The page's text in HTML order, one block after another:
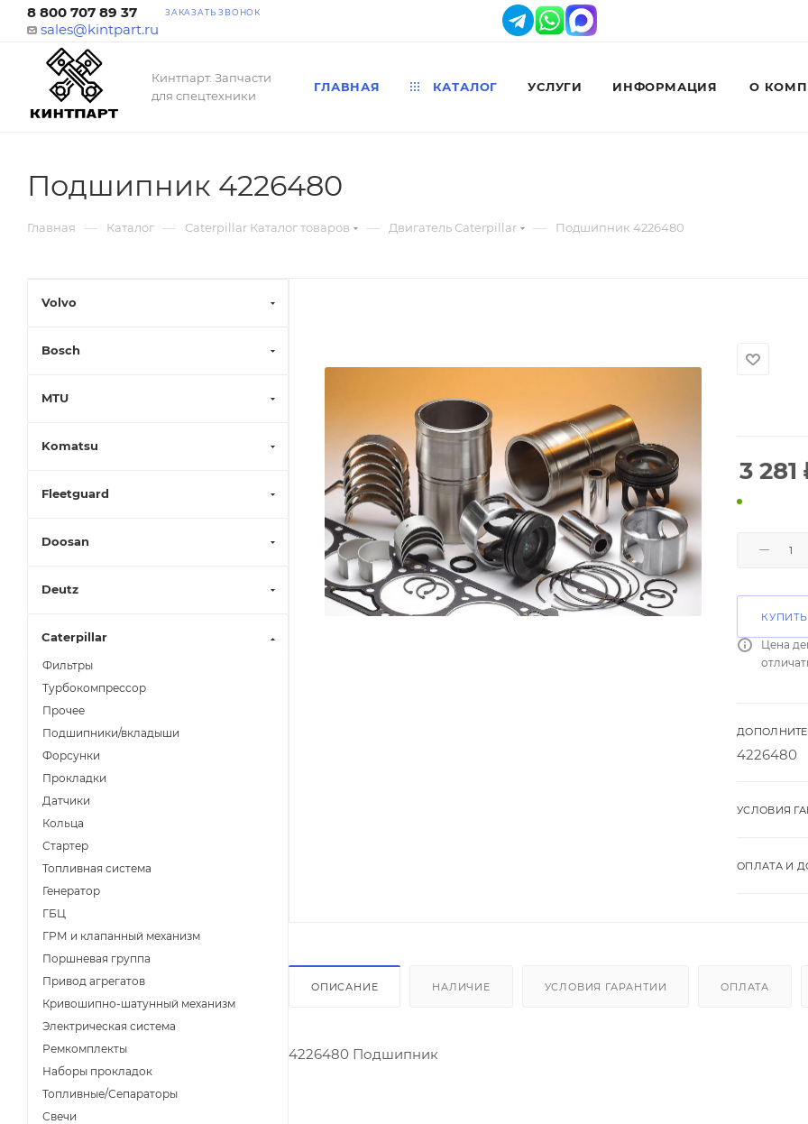
8 800 707 89 37 ЗАКАЗАТЬ ЗВОНОК
sales@kintpart.ru
Кинтпарт. Запчасти
для спецтехники
ГЛАВНАЯ КАТАЛОГ УСЛУГИ ИНФОРМАЦИЯ О
Подшипник 4226480
Главная — Каталог — Caterpillar Каталог товаров — Двигатель Caterpillar — Подшипник 4226480
3 281
Цена
4226480
УСЛОВИЯ
ОПЛАТА И
ОПИСАНИЕ НАЛИЧИЕ УСЛОВИЯ ГАРАНТИИ ОПЛАТА
4226480 Подшипник
Volvo
Bosch
MTU
Komatsu
Fleetguard
Doosan
Deutz
Caterpillar
Фильтры
Турбокомпрессор
Прочее
Подшипники/вкладыши
Форсунки
Прокладки
Датчики
Кольца
Стартер
Топливная система
Генератор
ГБЦ
ГРМ и клапанный механизм
Поршневая группа
Привод агрегатов
Кривошипно-шатунный механизм
Электрическая система
Ремкомплекты
Наборы прокладок
Топливные/Сепараторы
Свечи